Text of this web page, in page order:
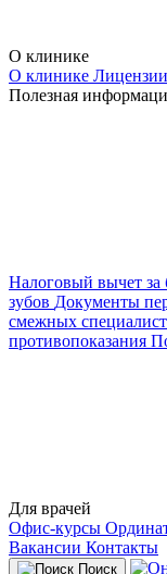
О клинике
О клинике Лицензии
Полезная
Налоговый вычет за
зубов Документы
смежных
противопоказания
Для врачей
Офис-курсы
Вакансии Контакты
Поиск